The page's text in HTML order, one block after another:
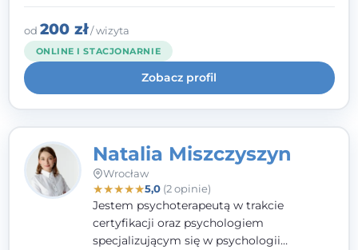
interwencji kryzysowej i seksuologii
klinicznej na SWPS we Wrocławiu. W pracy
kieruję się empatią, etyką zawodową i
uważnością na potrzeby klienta.
od 200 zł/ wizyta
ONLINE I STACJONARNIE
Zobacz profil
Natalia Miszczyszyn
Wrocław
★★★★★5,0(2 opinie)
Jestem psychoterapeutą w trakcie
certyfikacji oraz psychologiem
specjalizującym się w psychologii